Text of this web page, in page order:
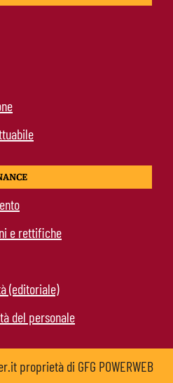
e rettifiche
(editoriale)
del personale
proprietà di GFG POWERWEB